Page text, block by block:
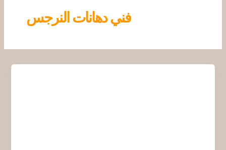
فني دهانات النرجس